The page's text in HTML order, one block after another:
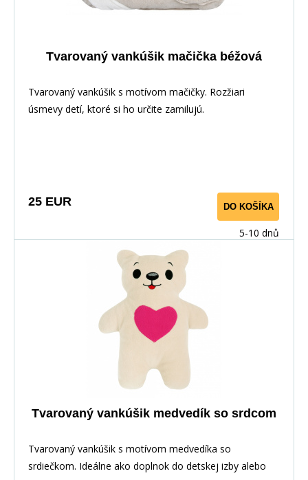
Tvarovaný vankúšik mačička béžová
Tvarovaný vankúšik s motívom mačičky. Rozžiari
úsmevy detí, ktoré si ho určite zamilujú.
25 EUR DO KOŠÍKA
5-10 dnů
Tvarovaný vankúšik medvedík so srdcom
Tvarovaný vankúšik s motívom medvedíka so
srdiečkom. Ideálne ako doplnok do detskej izby alebo